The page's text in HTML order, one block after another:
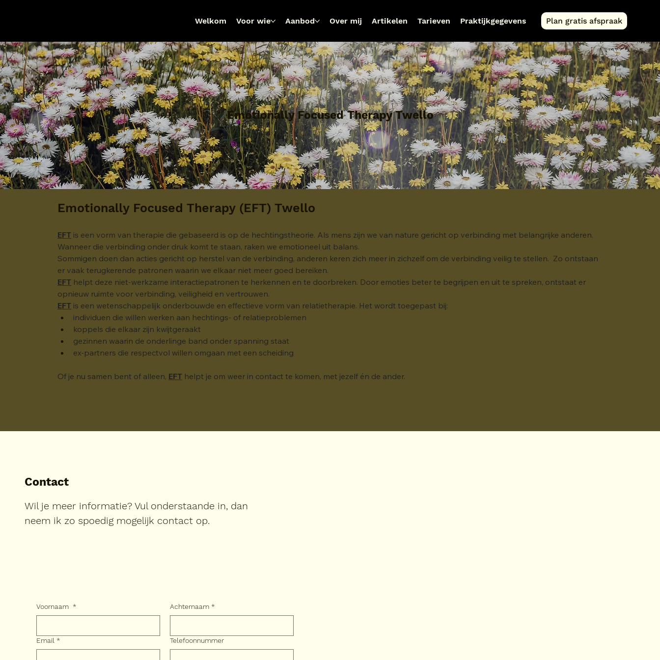
Welkom Voor wie Aanbod Over mij Artikelen Tarieven Praktijkgegevens Plan gratis afspraak
Emotionally Focused Therapy Twello
Emotionally Focused Therapy (EFT) Twello
EFT is een vorm van therapie die gebaseerd is op de hechtingstheorie. Als mens zijn we van nature gericht op verbinding met belangrijke anderen.
Wanneer die verbinding onder druk komt te staan, raken we emotioneel uit balans.
Sommigen doen dan acties gericht op herstel van de verbinding, anderen keren zich meer in zichzelf om de verbinding veilig te stellen.  Zo ontstaan
er vaak terugkerende patronen waarin we elkaar niet meer goed bereiken.
EFT helpt deze niet-werkzame interactiepatronen te herkennen en te doorbreken. Door emoties beter te begrijpen en uit te spreken, ontstaat er
opnieuw ruimte voor verbinding, veiligheid en vertrouwen.
EFT is een wetenschappelijk onderbouwde en effectieve vorm van relatietherapie. Het wordt toegepast bij:
individuen die willen werken aan hechtings- of relatieproblemen
koppels die elkaar zijn kwijtgeraakt
gezinnen waarin de onderlinge band onder spanning staat
ex-partners die respectvol willen omgaan met een scheiding
Of je nu samen bent of alleen, EFT helpt je om weer in contact te komen, met jezelf én de ander.
Contact
Wil je meer informatie? Vul onderstaande in, dan
neem ik zo spoedig mogelijk contact op.
Voornaam * Achternaam *
Email * Telefoonnummer